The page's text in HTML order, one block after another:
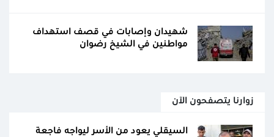
شهيدان وإصابات في قصف استهداف
مواطنين في الشيخ رضوان
زوارنا يتصفحون الآن
السيقلي يعود من الأسر ليواجه فاجعة